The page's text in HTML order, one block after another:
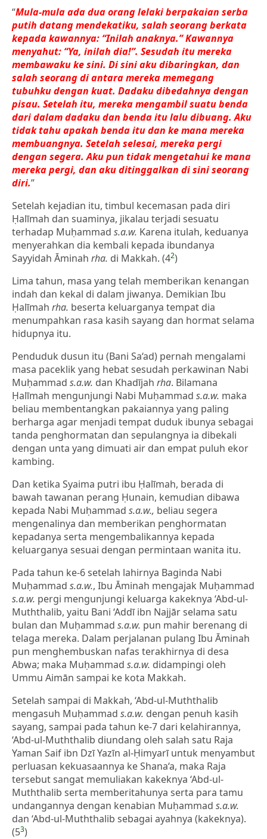
“Mula-mula ada dua orang lelaki berpakaian serba
putih datang mendekatiku, salah seorang berkata
kepada kawannya: “Inilah anaknya.” Kawannya
menyahut: “Ya, inilah dia!”. Sesudah itu mereka
membawaku ke sini. Di sini aku dibaringkan, dan
salah seorang di antara mereka memegang
tubuhku dengan kuat. Dadaku dibedahnya dengan
pisau. Setelah itu, mereka mengambil suatu benda
dari dalam dadaku dan benda itu lalu dibuang. Aku
tidak tahu apakah benda itu dan ke mana mereka
membuangnya. Setelah selesai, mereka pergi
dengan segera. Aku pun tidak mengetahui ke mana
mereka pergi, dan aku ditinggalkan di sini seorang
diri.”
Setelah kejadian itu, timbul kecemasan pada diri
Ḥalīmah dan suaminya, jikalau terjadi sesuatu
terhadap Muḥammad s.a.w. Karena itulah, keduanya
menyerahkan dia kembali kepada ibundanya
Sayyidah Āminah rha. di Makkah. (42)
Lima tahun, masa yang telah memberikan kenangan
indah dan kekal di dalam jiwanya. Demikian Ibu
Ḥalīmah rha. beserta keluarganya tempat dia
menumpahkan rasa kasih sayang dan hormat selama
hidupnya itu.
Penduduk dusun itu (Bani Sa‘ad) pernah mengalami
masa paceklik yang hebat sesudah perkawinan Nabi
Muḥammad s.a.w. dan Khadījah rha. Bilamana
Ḥalīmah mengunjungi Nabi Muḥammad s.a.w. maka
beliau membentangkan pakaiannya yang paling
berharga agar menjadi tempat duduk ibunya sebagai
tanda penghormatan dan sepulangnya ia dibekali
dengan unta yang dimuati air dan empat puluh ekor
kambing.
Dan ketika Syaima putri ibu Ḥalīmah, berada di
bawah tawanan perang Ḥunain, kemudian dibawa
kepada Nabi Muḥammad s.a.w., beliau segera
mengenalinya dan memberikan penghormatan
kepadanya serta mengembalikannya kepada
keluarganya sesuai dengan permintaan wanita itu.
Pada tahun ke-6 setelah lahirnya Baginda Nabi
Muḥammad s.a.w., Ibu Āminah mengajak Muḥammad
s.a.w. pergi mengunjungi keluarga kakeknya ‘Abd-ul-
Muththalib, yaitu Bani ‘Addī ibn Najjār selama satu
bulan dan Muḥammad s.a.w. pun mahir berenang di
telaga mereka. Dalam perjalanan pulang Ibu Āminah
pun menghembuskan nafas terakhirnya di desa
Abwa; maka Muḥammad s.a.w. didampingi oleh
Ummu Aimān sampai ke kota Makkah.
Setelah sampai di Makkah, ‘Abd-ul-Muththalib
mengasuh Muḥammad s.a.w. dengan penuh kasih
sayang, sampai pada tahun ke-7 dari kelahirannya,
‘Abd-ul-Muththalib diundang oleh salah satu Raja
Yaman Saif ibn Dzī Yazīn al-Ḥimyarī untuk menyambut
perluasan kekuasaannya ke Shana‘a, maka Raja
tersebut sangat memuliakan kakeknya ‘Abd-ul-
Muththalib serta memberitahunya serta para tamu
undangannya dengan kenabian Muḥammad s.a.w.
dan ‘Abd-ul-Muththalib sebagai ayahnya (kakeknya).
(53)